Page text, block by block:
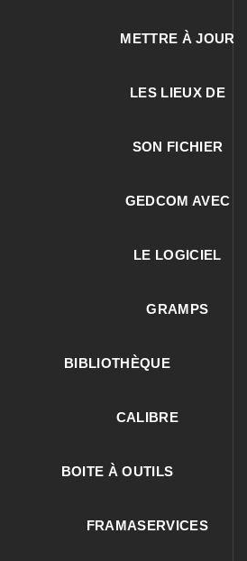
METTRE À JOUR
LES LIEUX DE
SON FICHIER
GEDCOM AVEC
LE LOGICIEL
GRAMPS
BIBLIOTHÈQUE
CALIBRE
BOITE À OUTILS
FRAMASERVICES